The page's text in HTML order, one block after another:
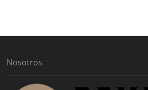
Nosotros